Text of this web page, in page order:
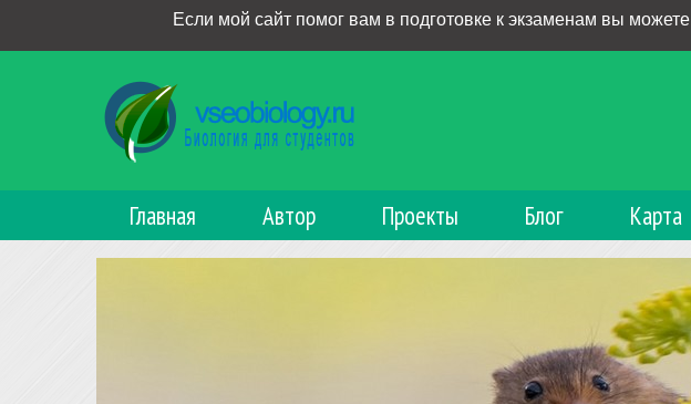
Если мой сайт помог вам в подготовке к экзаменам вы можете
Главная Автор Проекты Блог Карта